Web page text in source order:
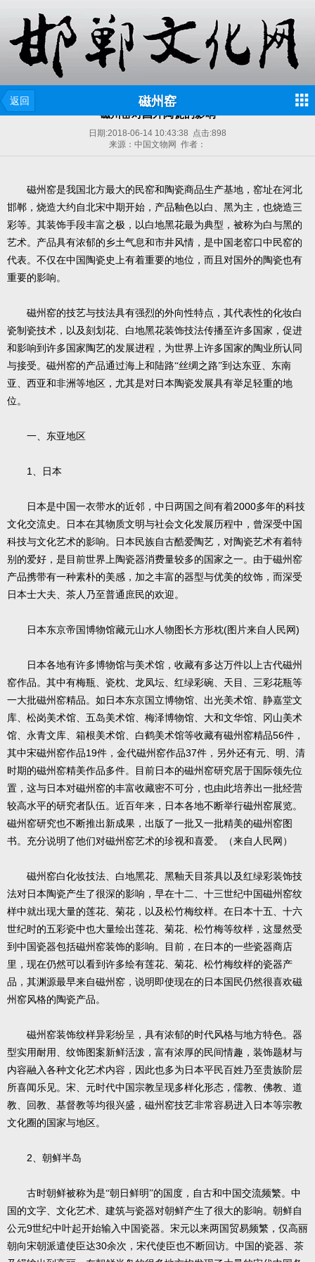
返回 磁州窑
磁州窑对国外陶瓷的影响
日期:2018-06-14 10:43:38 点击:898
来源：中国文物网 作者：
磁州窑是我国北方最大的民窑和陶瓷商品生产基地，窑址在河北
邯郸，烧造大约自北宋中期开始，产品釉色以白、黑为主，也烧造三
彩等。其装饰手段丰富之极，以白地黑花最为典型，被称为白与黑的
艺术。产品具有浓郁的乡土气息和市井风情，是中国老窑口中民窑的
代表。不仅在中国陶瓷史上有着重要的地位，而且对国外的陶瓷也有
重要的影响。
磁州窑的技艺与技法具有强烈的外向性特点，其代表性的化妆白
瓷制瓷技术，以及刻划花、白地黑花装饰技法传播至许多国家，促进
和影响到许多国家陶艺的发展进程，为世界上许多国家的陶业所认同
与接受。磁州窑的产品通过海上和陆路“丝绸之路”到达东亚、东南
亚、西亚和非洲等地区，尤其是对日本陶瓷发展具有举足轻重的地
位。
一、东亚地区
1 、日本
日本是中国一衣带水的近邻，中日两国之间有着2000多年的科技
文化交流史。日本在其物质文明与社会文化发展历程中，曾深受中国
科技与文化艺术的影响。日本民族自古酷爱陶艺，对陶瓷艺术有着特
别的爱好，是目前世界上陶瓷器消费量较多的国家之一。由于磁州窑
产品携带有一种素朴的美感，加之丰富的器型与优美的纹饰，而深受
日本士大夫、茶人乃至普通庶民的欢迎。
日本东京帝国博物馆藏元山水人物图长方形枕(图片来自人民网 )
日本各地有许多博物馆与美术馆，收藏有多达万件以上古代磁州
窑作品。其中有梅瓶、瓷枕、龙凤坛、红绿彩碗、天目、三彩花瓶等
一大批磁州窑精品。如日本东京国立博物馆、出光美术馆、静嘉堂文
库、松岗美术馆、五岛美术馆、梅泽博物馆、大和文华馆、冈山美术
馆、永青文库、箱根美术馆、白鹤美术馆等收藏有磁州窑精品56件，
其中宋磁州窑作品19件，金代磁州窑作品37件，另外还有元、明、清
时期的磁州窑精美作品多件。目前日本的磁州窑研究居于国际领先位
置，这与日本对磁州窑的丰富收藏密不可分，也由此培养出一批经营
较高水平的研究者队伍。近百年来，日本各地不断举行磁州窑展览。
磁州窑研究也不断推出新成果，出版了一批又一批精美的磁州窑图
书。充分说明了他们对磁州窑艺术的珍视和喜爱。（来自人民网）
磁州窑白化妆技法、白地黑花、黑釉天目茶具以及红绿彩装饰技
法对日本陶瓷产生了很深的影响，早在十二、十三世纪中国磁州窑纹
样中就出现大量的莲花、菊花，以及松竹梅纹样。在日本十五、十六
世纪时的五彩瓷中也大量绘出莲花、菊花、松竹梅等纹样，这显然受
到中国瓷器包括磁州窑装饰的影响。目前，在日本的一些瓷器商店
里，现在仍然可以看到许多绘有莲花、菊花、松竹梅纹样的瓷器产
品，其渊源最早来自磁州窑，说明即使现在的日本国民仍然很喜欢磁
州窑风格的陶瓷产品。
磁州窑装饰纹样异彩纷呈，具有浓郁的时代风格与地方特色。器
型实用耐用、纹饰图案新鲜活泼，富有浓厚的民间情趣，装饰题材与
内容融入各种文化艺术内容，因此也多为日本平民百姓乃至贵族阶层
所喜闻乐见。宋、元时代中国宗教呈现多样化形态，儒教、佛教、道
教、回教、基督教等均很兴盛，磁州窑技艺非常容易进入日本等宗教
文化圈的国家与地区。
2、朝鲜半岛
古时朝鲜被称为是“朝日鲜明”的国度，自古和中国交流频繁。中
国的文字、文化艺术、建筑与瓷器对朝鲜产生了很大的影响。朝鲜自
公元9世纪中叶起开始输入中国瓷器。宋元以来两国贸易频繁，仅高丽
朝向宋朝派遣使臣达30余次，宋代使臣也不断回访。中国的瓷器、茶